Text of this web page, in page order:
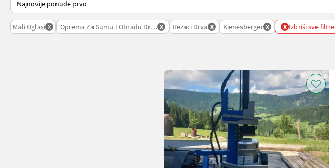
Mali Oglasi x Oprema Za Sumu I Obradu Drveta
x Rezaci Drva x Kienesberger x x Izbriši sve filtre